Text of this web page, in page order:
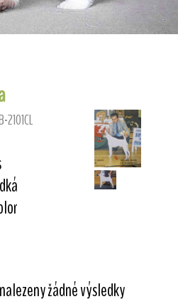
2101CL
žádné výsledky